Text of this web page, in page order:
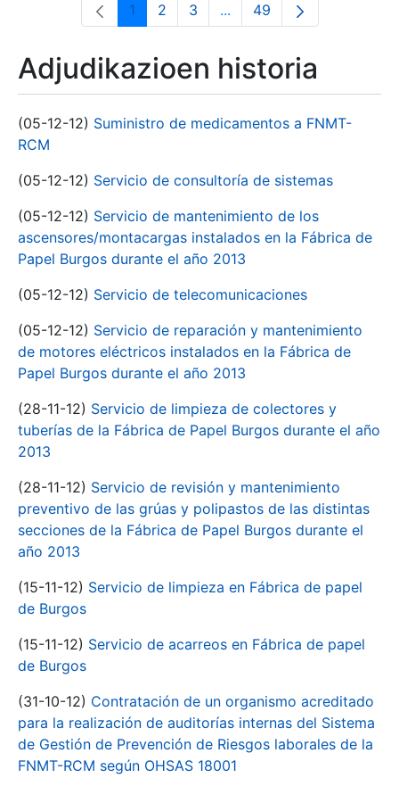
Orrialdea
1 Orrialdea
2 Orrialdea
3 ...Intermediate Pages Use
Orrialdea
49
Adjudikazioen historia
(05-12-12) Suministro de medicamentos a FNMT-
RCM
(05-12-12) Servicio de consultoría de sistemas
(05-12-12) Servicio de mantenimiento de los
ascensores/montacargas instalados en la Fábrica de
Papel Burgos durante el año 2013
(05-12-12) Servicio de telecomunicaciones
(05-12-12) Servicio de reparación y mantenimiento
de motores eléctricos instalados en la Fábrica de
Papel Burgos durante el año 2013
(28-11-12) Servicio de limpieza de colectores y
tuberías de la Fábrica de Papel Burgos durante el año
2013
(28-11-12) Servicio de revisión y mantenimiento
preventivo de las grúas y polipastos de las distintas
secciones de la Fábrica de Papel Burgos durante el
año 2013
(15-11-12) Servicio de limpieza en Fábrica de papel
de Burgos
(15-11-12) Servicio de acarreos en Fábrica de papel
de Burgos
(31-10-12) Contratación de un organismo acreditado
para la realización de auditorías internas del Sistema
de Gestión de Prevención de Riesgos laborales de la
FNMT-RCM según OHSAS 18001